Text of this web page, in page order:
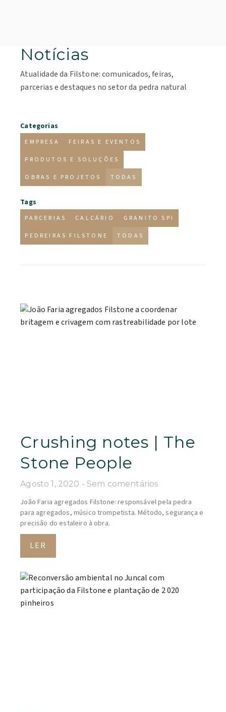
Notícias
Atualidade da Filstone: comunicados, feiras,
parcerias e destaques no setor da pedra natural
Categorias
EMPRESA FEIRAS E EVENTOS
PRODUTOS E SOLUÇÕES
OBRAS E PROJETOS TODAS
Tags
PARCERIAS CALCÁRIO GRANITO SPI
PEDREIRAS FILSTONE TODAS
Crushing notes | The
Stone People
Agosto 1, 2020 Sem comentários
João Faria agregados Filstone: responsável pela pedra
para agregados, músico trompetista. Método, segurança e
precisão do estaleiro à obra.
LER